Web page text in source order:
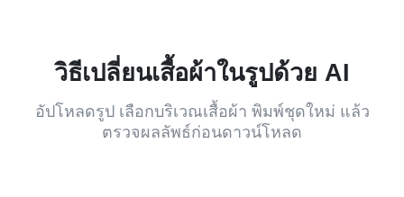
วิธีเปลี่ยนเสื้อผ้าในรูปด้วย AI
อัปโหลดรูป เลือกบริเวณเสื้อผ้า พิมพ์ชุดใหม่ แล้ว
ตรวจผลลัพธ์ก่อนดาวน์โหลด